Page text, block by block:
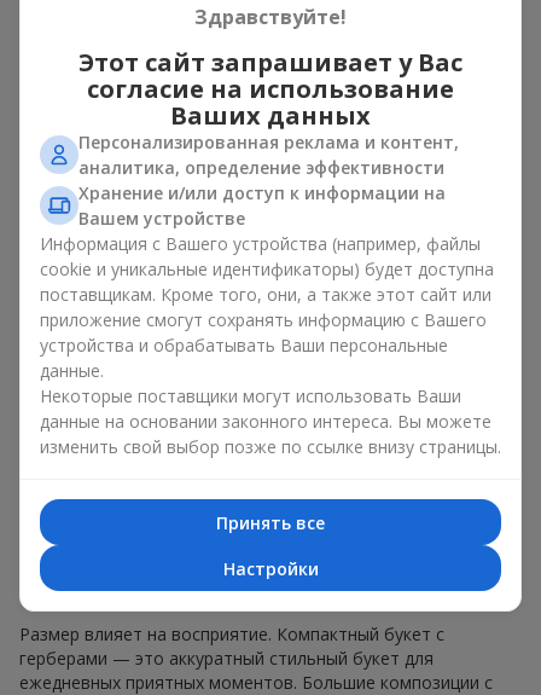
Сочетание гербер с другими
цветами
Универсальность цветов позволяет создавать сложные
миксы, где букет с герберами становится основой
композиции. Цветы герберы хорошо сочетаются с розами,
хризантемами и сезонными растениями, создавая
изысканную ароматную композицию для особого события.
А если хочется добавить свежести и превратить обычный
букет с герберами в нежную утончённость в подарок,
добавьте немного зелёных оттенков. Добавление зелени в
декоративные растения увеличивает объёмсезонной
композициии позволяет добиться оригинального
внешнего вида. Комбинируя букет из гербер с другими
растениями, флористыFlowers.uaсоздают настоящий
эстетичный декор. Такой ароматный букет, где главную
роль играет цветок гербера, одинаково уместен как
Продуманный букет с герберами может стать центральным
элементом пространства.
Размер и стиль композиции
Размер влияет на восприятие. Компактный букет с
герберами — это аккуратный стильный букет для
ежедневных приятных моментов. Большие композиции с
Здравствуйте!
Этот сайт запрашивает у Вас
согласие на использование
Ваших данных
Персонализированная реклама и контент,
аналитика, определение эффективности
Хранение и/или доступ к информации на
Вашем устройстве
Информация с Вашего устройства (например, файлы
cookie и уникальные идентификаторы) будет доступна
поставщикам. Кроме того, они, а также этот сайт или
приложение смогут сохранять информацию с Вашего
устройства и обрабатывать Ваши персональные
данные.
Некоторые поставщики могут использовать Ваши
данные на основании законного интереса. Вы можете
изменить свой выбор позже по ссылке внизу страницы.
Принять все
Настройки